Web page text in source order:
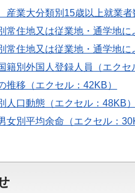
産業大分類別15歳以上就業者
常住地又は従業地・通学地
常住地又は従業地・通学地
籍別外国人登録人員（エクセ
推移（エクセル：42KB）
人口動態（エクセル：48KB）
女別平均余命（エクセル：